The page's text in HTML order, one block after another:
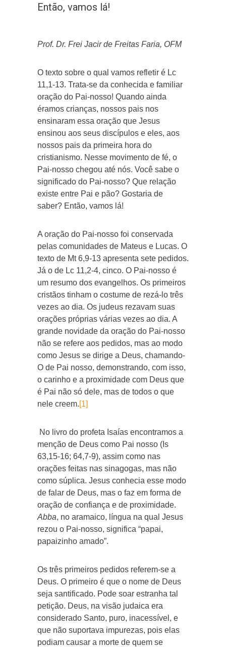
Então, vamos lá!
Prof. Dr. Frei Jacir de Freitas Faria, OFM
O texto sobre o qual vamos refletir é Lc
11,1-13. Trata-se da conhecida e familiar
oração do Pai-nosso! Quando ainda
éramos crianças, nossos pais nos
ensinaram essa oração que Jesus
ensinou aos seus discípulos e eles, aos
nossos pais da primeira hora do
cristianismo. Nesse movimento de fé, o
Pai-nosso chegou até nós. Você sabe o
significado do Pai-nosso? Que relação
existe entre Pai e pão? Gostaria de
saber? Então, vamos lá!
A oração do Pai-nosso foi conservada
pelas comunidades de Mateus e Lucas. O
texto de Mt 6,9-13 apresenta sete pedidos.
Já o de Lc 11,2-4, cinco. O Pai-nosso é
um resumo dos evangelhos. Os primeiros
cristãos tinham o costume de rezá-lo três
vezes ao dia. Os judeus rezavam suas
orações próprias várias vezes ao dia. A
grande novidade da oração do Pai-nosso
não se refere aos pedidos, mas ao modo
como Jesus se dirige a Deus, chamando-
O de Pai nosso, demonstrando, com isso,
o carinho e a proximidade com Deus que
é Pai não só dele, mas de todos o que
nele creem.[1]
No livro do profeta Isaías encontramos a
menção de Deus como Pai nosso (Is
63,15-16; 64,7-9), assim como nas
orações feitas nas sinagogas, mas não
como súplica. Jesus conhecia esse modo
de falar de Deus, mas o faz em forma de
oração de confiança e de proximidade.
Abba, no aramaico, língua na qual Jesus
rezou o Pai-nosso, significa “papai,
papaizinho amado”.
Os três primeiros pedidos referem-se a
Deus. O primeiro é que o nome de Deus
seja santificado. Pode soar estranha tal
petição. Deus, na visão judaica era
considerado Santo, puro, inacessível, e
que não suportava impurezas, pois elas
podiam causar a morte de quem se